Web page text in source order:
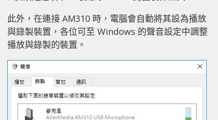
此外，在連接 AM310 時，電腦會自動將其設為播放
與錄製裝置，各位可至 Windows 的聲音設定中調整
播放與錄製的裝置。